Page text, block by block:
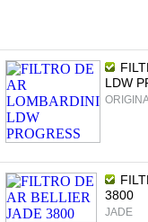
LDW
3800
JADE